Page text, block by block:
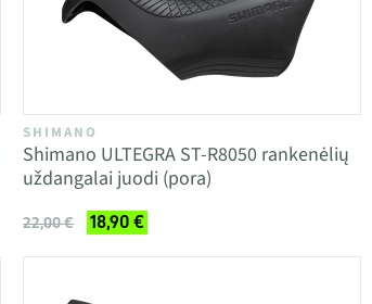
SHIMANO
Shimano ULTEGRA ST-R8050 rankenėlių
uždangalai juodi (pora)
22,00 € 18,90 €